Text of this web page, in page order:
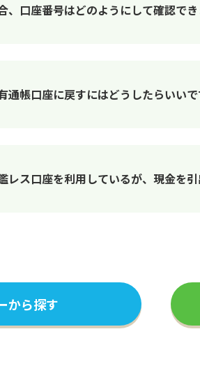
、口座番号はどのようにして確認で
通帳口座に戻すにはどうしたらいい
レス口座を利用しているが、現金を
から探す